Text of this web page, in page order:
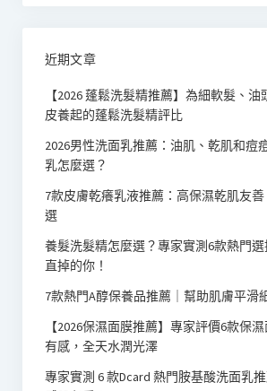
近期文章
【2026 蓬鬆洗髮精推薦】為細軟髮、油
皮養起的蓬鬆洗髮精評比
2026男性洗面乳推薦：油肌、乾肌和痘
乳怎麼選？
7款皮膚乾癢乳液推薦：高保濕乾肌友
選
養髮洗髮精怎麼選？專家實測6款熱門
直掉的你！
7款熱門A醇保養品推薦｜幫助肌膚平滑
【2026保濕面膜推薦】專家評價6款保
有感，全天水潤光澤
專家實測 6 款Dcard 熱門胺基酸洗面乳